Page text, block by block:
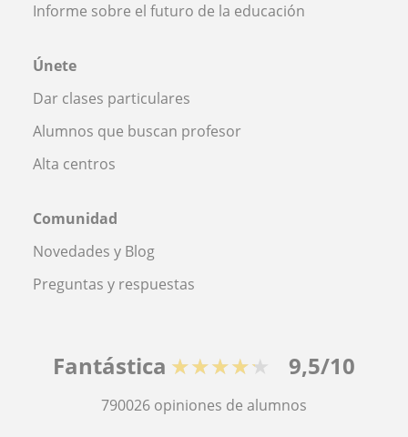
Informe sobre el futuro de la educación
Únete
Dar clases particulares
Alumnos que buscan profesor
Alta centros
Comunidad
Novedades y Blog
Preguntas y respuestas
Fantástica ★★★★★ 9,5/10
790026 opiniones de alumnos